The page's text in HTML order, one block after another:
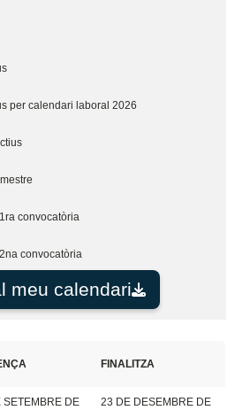
per calendari laboral 2026
convocatòria
convocatòria
meu calendari
FINALITZA
SETEMBRE DE
23 DE DESEMBRE DE